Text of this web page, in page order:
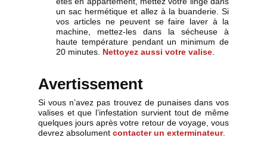
un sac hermétique et allez à la buanderie. Si
vos articles ne peuvent se faire laver à la
machine, mettez-les dans la sécheuse à
haute température pendant un minimum de
20 minutes. Nettoyez aussi votre valise
Avertissement
Si vous n’avez pas trouvez de punaises dans vos
valises et que l’infestation survient tout de même
quelques jours après votre retour de voyage, vous
devrez absolumentcontacter un exterminateur.